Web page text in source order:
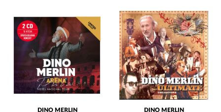
DINO MERLIN
DINO MERLIN